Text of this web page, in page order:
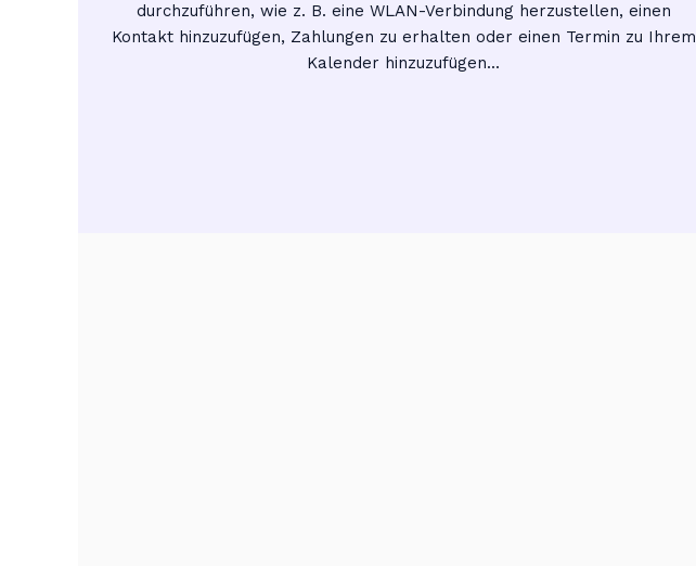
durchzuführen, wie z. B. eine WLAN-Verbindung herzustellen, einen
Kontakt hinzuzufügen, Zahlungen zu erhalten oder einen Termin zu Ihrem
Kalender hinzuzufügen...